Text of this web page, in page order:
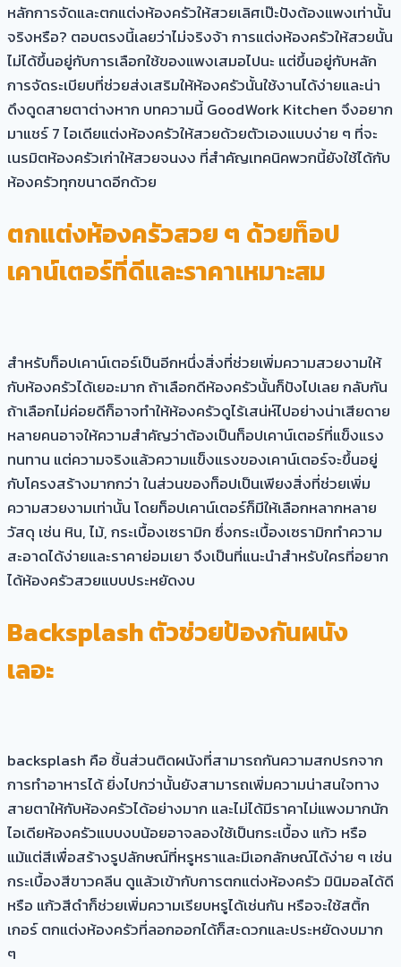
หลักการจัดและตกแต่งห้องครัวให้สวยเลิศเป๊ะปังต้องแพงเท่านั้น
จริงหรือ? ตอบตรงนี้เลยว่าไม่จริงจ้า การแต่งห้องครัวให้สวยนั้น
ไม่ได้ขึ้นอยู่กับการเลือกใช้ของแพงเสมอไปนะ แต่ขึ้นอยู่กับหลัก
การจัดระเบียบที่ช่วยส่งเสริมให้ห้องครัวนั้นใช้งานได้ง่ายและน่า
ดึงดูดสายตาต่างหาก บทความนี้ GoodWork Kitchen จึงอยาก
มาแชร์ 7 ไอเดียแต่งห้องครัวให้สวยด้วยตัวเองแบบง่าย ๆ ที่จะ
เนรมิตห้องครัวเก่าให้สวยจนงง ที่สำคัญเทคนิคพวกนี้ยังใช้ได้กับ
ห้องครัวทุกขนาดอีกด้วย
ตกแต่งห้องครัวสวย ๆ ด้วยท็อป
เคาน์เตอร์ที่ดีและราคาเหมาะสม
สำหรับท็อปเคาน์เตอร์เป็นอีกหนึ่งสิ่งที่ช่วยเพิ่มความสวยงามให้
กับห้องครัวได้เยอะมาก ถ้าเลือกดีห้องครัวนั้นก็ปังไปเลย กลับกัน
ถ้าเลือกไม่ค่อยดีก็อาจทำให้ห้องครัวดูไร้เสน่ห์ไปอย่างน่าเสียดาย
หลายคนอาจให้ความสำคัญว่าต้องเป็นท็อปเคาน์เตอร์ที่แข็งแรง
ทนทาน แต่ความจริงแล้วความแข็งแรงของเคาน์เตอร์จะขึ้นอยู่
กับโครงสร้างมากกว่า ในส่วนของท็อปเป็นเพียงสิ่งที่ช่วยเพิ่ม
ความสวยงามเท่านั้น โดยท็อปเคาน์เตอร์ก็มีให้เลือกหลากหลาย
วัสดุ เช่น หิน, ไม้, กระเบื้องเซรามิก ซึ่งกระเบื้องเซรามิกทำความ
สะอาดได้ง่ายและราคาย่อมเยา จึงเป็นที่แนะนำสำหรับใครที่อยาก
ได้ห้องครัวสวยแบบประหยัดงบ
Backsplash ตัวช่วยป้องกันผนัง
เลอะ
backsplash คือ ชิ้นส่วนติดผนังที่สามารถกันความสกปรกจาก
การทำอาหารได้ ยิ่งไปกว่านั้นยังสามารถเพิ่มความน่าสนใจทาง
สายตาให้กับห้องครัวได้อย่างมาก และไม่ได้มีราคาไม่แพงมากนัก
ไอเดียห้องครัวแบบงบน้อยอาจลองใช้เป็นกระเบื้อง แก้ว หรือ
แม้แต่สีเพื่อสร้างรูปลักษณ์ที่หรูหราและมีเอกลักษณ์ได้ง่าย ๆ เช่น
กระเบื้องสีขาวคลีน ดูแล้วเข้ากับการตกแต่งห้องครัว มินิมอลได้ดี
หรือ แก้วสีดำก็ช่วยเพิ่มความเรียบหรูได้เช่นกัน หรือจะใช้สติ้ก
เกอร์ ตกแต่งห้องครัวที่ลอกออกได้ก็สะดวกและประหยัดงบมาก
ๆ